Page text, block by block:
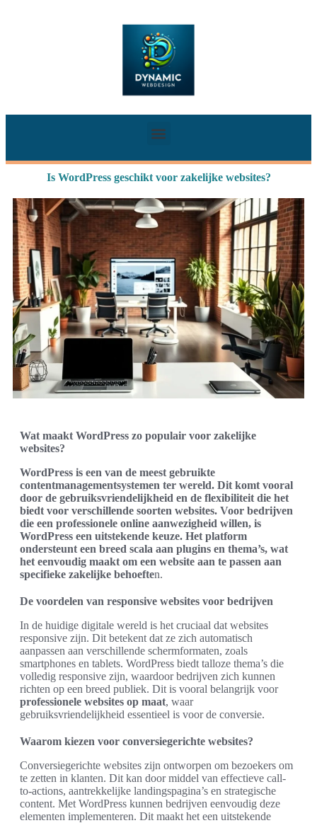
Is WordPress geschikt voor zakelijke websites?
Wat maakt WordPress zo populair voor zakelijke
websites?
WordPress is een van de meest gebruikte
contentmanagementsystemen ter wereld. Dit komt vooral
door de gebruiksvriendelijkheid en de flexibiliteit die het
biedt voor verschillende soorten websites. Voor bedrijven
die een professionele online aanwezigheid willen, is
WordPress een uitstekende keuze. Het platform
ondersteunt een breed scala aan plugins en thema’s, wat
het eenvoudig maakt om een website aan te passen aan
specifieke zakelijke behoeften.
De voordelen van responsive websites voor bedrijven
In de huidige digitale wereld is het cruciaal dat websites
responsive zijn. Dit betekent dat ze zich automatisch
aanpassen aan verschillende schermformaten, zoals
smartphones en tablets. WordPress biedt talloze thema’s die
volledig responsive zijn, waardoor bedrijven zich kunnen
richten op een breed publiek. Dit is vooral belangrijk voor
professionele websites op maat, waar
gebruiksvriendelijkheid essentieel is voor de conversie.
Waarom kiezen voor conversiegerichte websites?
Conversiegerichte websites zijn ontworpen om bezoekers om
te zetten in klanten. Dit kan door middel van effectieve call-
to-actions, aantrekkelijke landingspagina’s en strategische
content. Met WordPress kunnen bedrijven eenvoudig deze
elementen implementeren. Dit maakt het een uitstekende